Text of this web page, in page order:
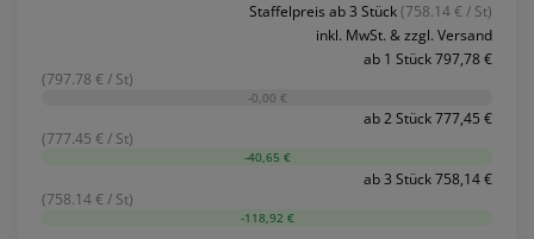
Staffelpreis ab 3 Stück(758.14 € / St)
inkl. MwSt. & zzgl. Versand
ab 1 Stück 797,78 €
(797.78 € / St)
-0,00 €
ab 2 Stück 777,45 €
(777.45 € / St)
-40,65 €
ab 3 Stück 758,14 €
(758.14 € / St)
-118,92 €